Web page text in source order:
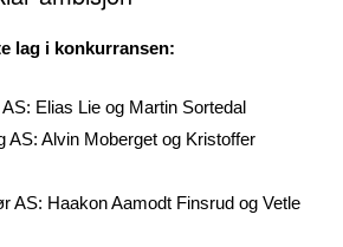
lag i konkurransen:
Elias Lie og Martin Sortedal
AS: Alvin Moberget og Kristoffer
AS: Haakon Aamodt Finsrud og Vetle